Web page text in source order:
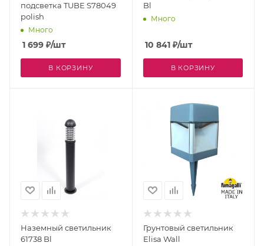
подсветка TUBE S78049
polish
Много
1 699 ₽/шт
В КОРЗИНУ
Bl
Много
10 841₽/шт
В КОРЗИНУ
Наземный светильник
61738 Bl
Грунтовый светильник
Elisa Wall